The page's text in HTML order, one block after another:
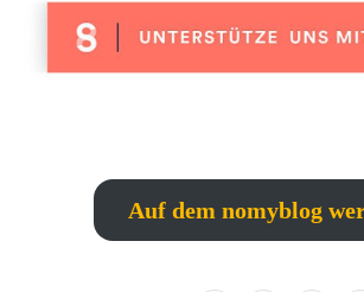
Auf dem nomyblog